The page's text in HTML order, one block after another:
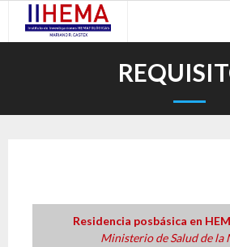
Residencia posbásica en
Ministerio de Salud de la